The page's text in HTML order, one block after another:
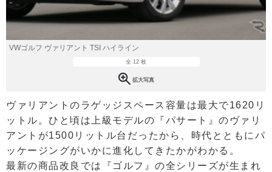
VWゴルフ ヴァリアント TSI ハイライン
全 12 枚
拡大写真
ヴァリアントのラゲッジスペース容量は最大で1620リ
ットル。ひと頃は上級モデルの『パサート』のヴァリ
アントが1500リットル台だったから、時代とともにパ
ッケージングがいかに進化してきたかがわかる。
最新の商品改良では『ゴルフ』の全シリーズが生まれ